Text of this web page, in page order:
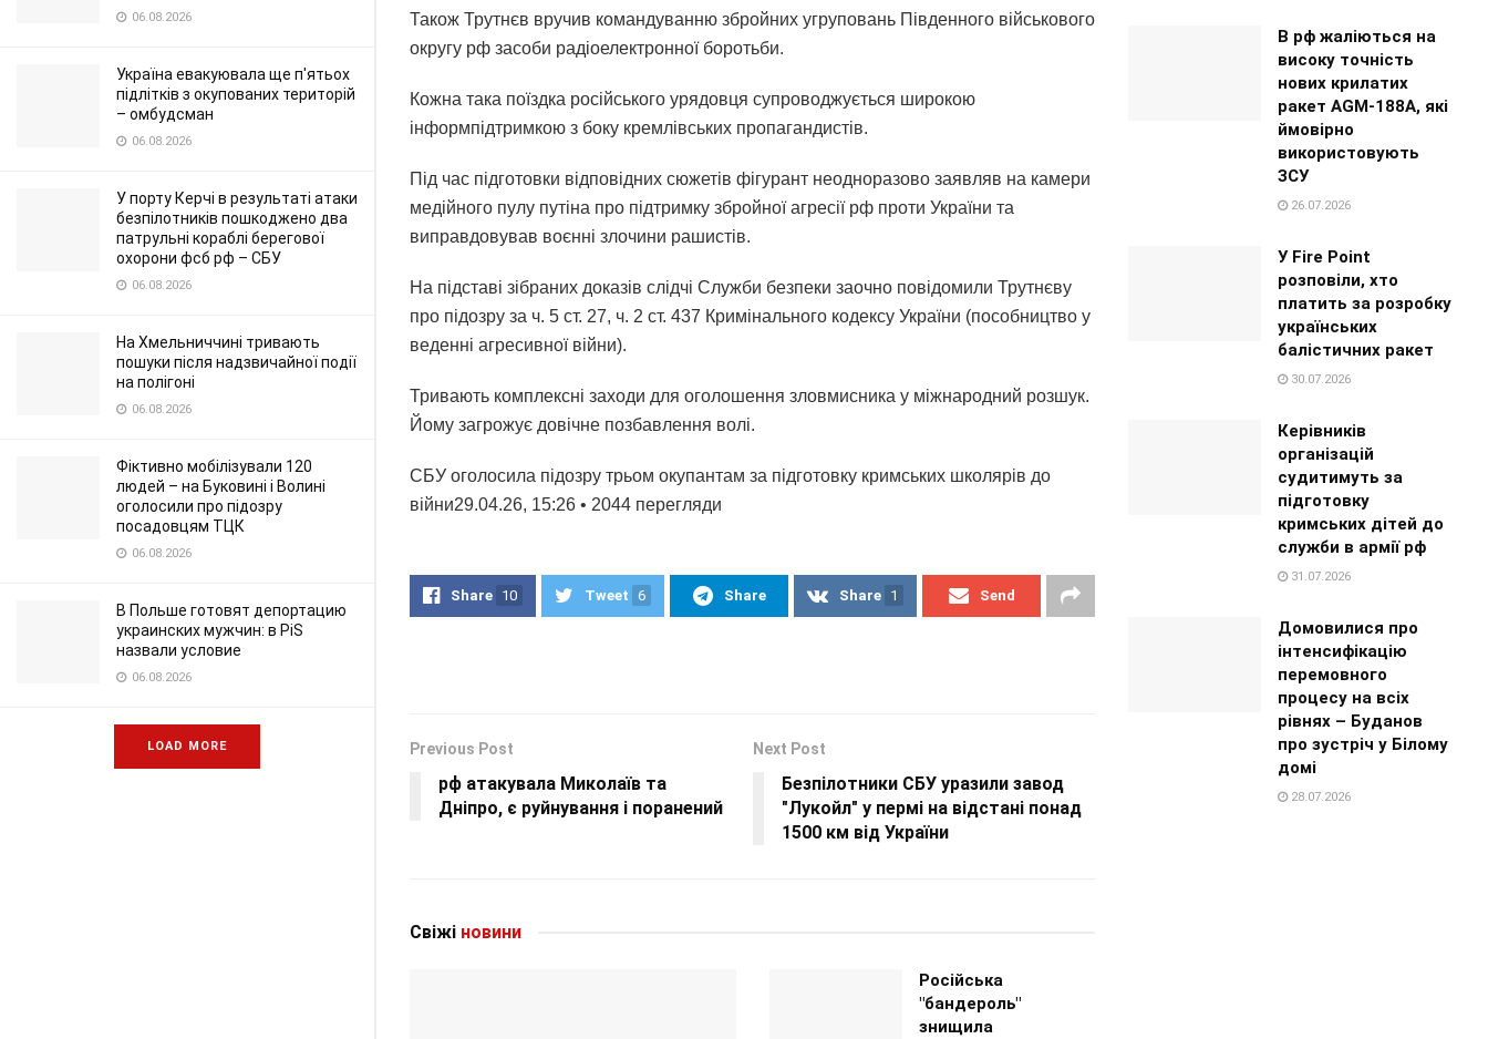
06.08.2026
Україна евакуювала ще п'ятьох
підлітків з окупованих територій
– омбудсман
06.08.2026
У порту Керчі в результаті атаки
безпілотників пошкоджено два
патрульні кораблі берегової
охорони фсб рф – СБУ
06.08.2026
На Хмельниччині тривають
пошуки після надзвичайної події
на полігоні
06.08.2026
Фіктивно мобілізували 120
людей – на Буковині і Волині
оголосили про підозру
посадовцям ТЦК
06.08.2026
В Польше готовят депортацию
украинских мужчин: в PiS
назвали условие
06.08.2026
LOAD MORE
Також Трутнєв вручив командуванню збройних угруповань Південного військового
округу рф засоби радіоелектронної боротьби.
Кожна така поїздка російського урядовця супроводжується широкою
інформпідтримкою з боку кремлівських пропагандистів.
Під час підготовки відповідних сюжетів фігурант неодноразово заявляв на камери
медійного пулу путіна про підтримку збройної агресії рф проти України та
виправдовував воєнні злочини рашистів.
На підставі зібраних доказів слідчі Служби безпеки заочно повідомили Трутнєву
про підозру за ч. 5 ст. 27, ч. 2 ст. 437 Кримінального кодексу України (пособництво у
веденні агресивної війни).
Тривають комплексні заходи для оголошення зловмисника у міжнародний розшук.
Йому загрожує довічне позбавлення волі.
СБУ оголосила підозру трьом окупантам за підготовку кримських школярів до
війни29.04.26, 15:26 • 2044 перегляди
Share 10 Tweet 6 Share Share 1 Send
Previous Post
рф атакувала Миколаїв та
Дніпро, є руйнування і поранений
Next Post
Безпілотники СБУ уразили завод
"Лукойл" у пермі на відстані понад
1500 км від України
Свіжі новини
Російська
"бандероль"
знищила
В рф жаліються на
високу точність
нових крилатих
ракет AGM-188A, які
ймовірно
використовують
ЗСУ
26.07.2026
У Fire Point
розповіли, хто
платить за розробку
українських
балістичних ракет
30.07.2026
Керівників
організацій
судитимуть за
підготовку
кримських дітей до
служби в армії рф
31.07.2026
Домовилися про
інтенсифікацію
перемовного
процесу на всіх
рівнях – Буданов
про зустріч у Білому
домі
28.07.2026